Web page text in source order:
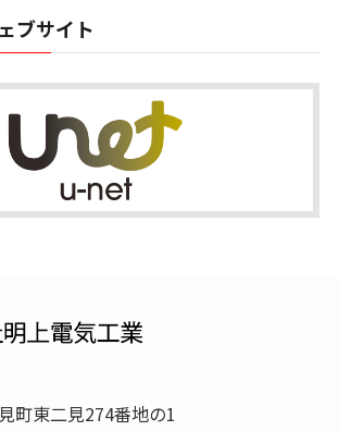
ブサイト
町東二見274番地の1